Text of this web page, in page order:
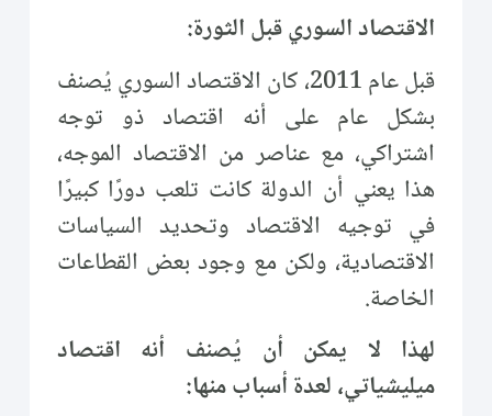
الاقتصاد السوري قبل الثورة:
قبل عام 2011، كان الاقتصاد السوري يُصنف
بشكل عام على أنه اقتصاد ذو توجه
اشتراكي، مع عناصر من الاقتصاد الموجه،
هذا يعني أن الدولة كانت تلعب دورًا كبيرًا
في توجيه الاقتصاد وتحديد السياسات
الاقتصادية، ولكن مع وجود بعض القطاعات
الخاصة.
لهذا لا يمكن أن يُصنف أنه اقتصاد
ميليشياتي، لعدة أسباب منها: